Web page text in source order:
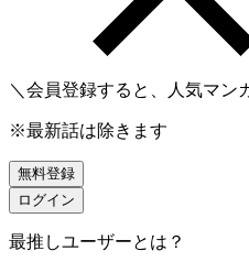
＼会員登録すると、人気マン
※最新話は除きます
無料登録
ログイン
最推しユーザーとは？